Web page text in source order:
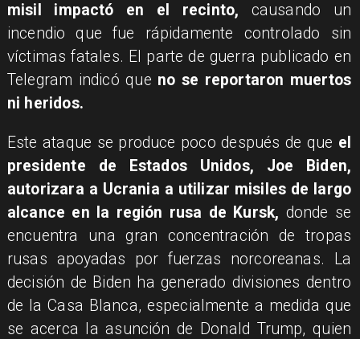
misil impactó en el recinto, causando un
incendio que fue rápidamente controlado sin
víctimas fatales. El parte de guerra publicado en
Telegram indicó que no se reportaron muertos
ni heridos.
Este ataque se produce poco después de que el
presidente de Estados Unidos, Joe Biden,
autorizara a Ucrania a utilizar misiles de largo
alcance en la región rusa de Kursk, donde se
encuentra una gran concentración de tropas
rusas apoyadas por fuerzas norcoreanas. La
decisión de Biden ha generado divisiones dentro
de la Casa Blanca, especialmente a medida que
se acerca la asunción de Donald Trump, quien